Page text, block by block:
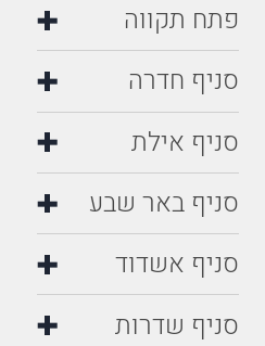
פתח תקווה
סניף חדרה
סניף אילת
סניף באר שבע
סניף אשדוד
סניף שדרות